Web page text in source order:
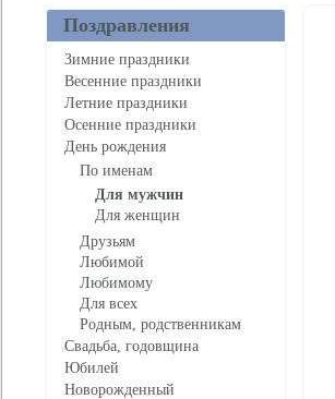
Поздравления
Зимние праздники
Весенние праздники
Летние праздники
Осенние праздники
День рождения
По именам
Для мужчин
Для женщин
Друзьям
Любимой
Любимому
Для всех
Родным, родственникам
Свадьба, годовщина
Юбилей
Новорожденный